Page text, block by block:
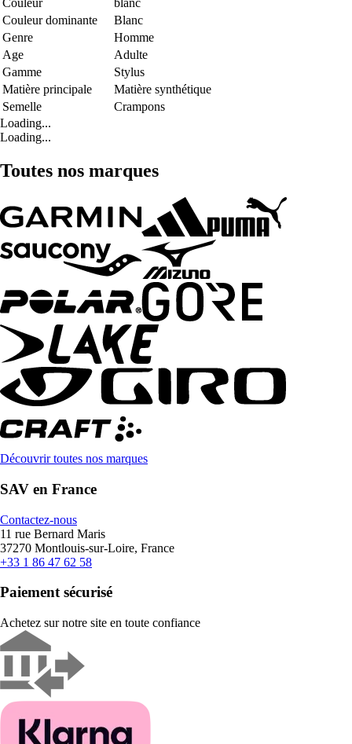
Couleur
blanc
Couleur dominante
Blanc
Genre
Homme
Age
Adulte
Gamme
Stylus
Matière principale
Matière synthétique
Semelle
Crampons
Loading...
Loading...
Toutes nos marques
Découvrir toutes nos marques
SAV en France
Contactez-nous
11 rue Bernard Maris
37270 Montlouis-sur-Loire, France
+33 1 86 47 62 58
Paiement sécurisé
Achetez sur notre site en toute confiance